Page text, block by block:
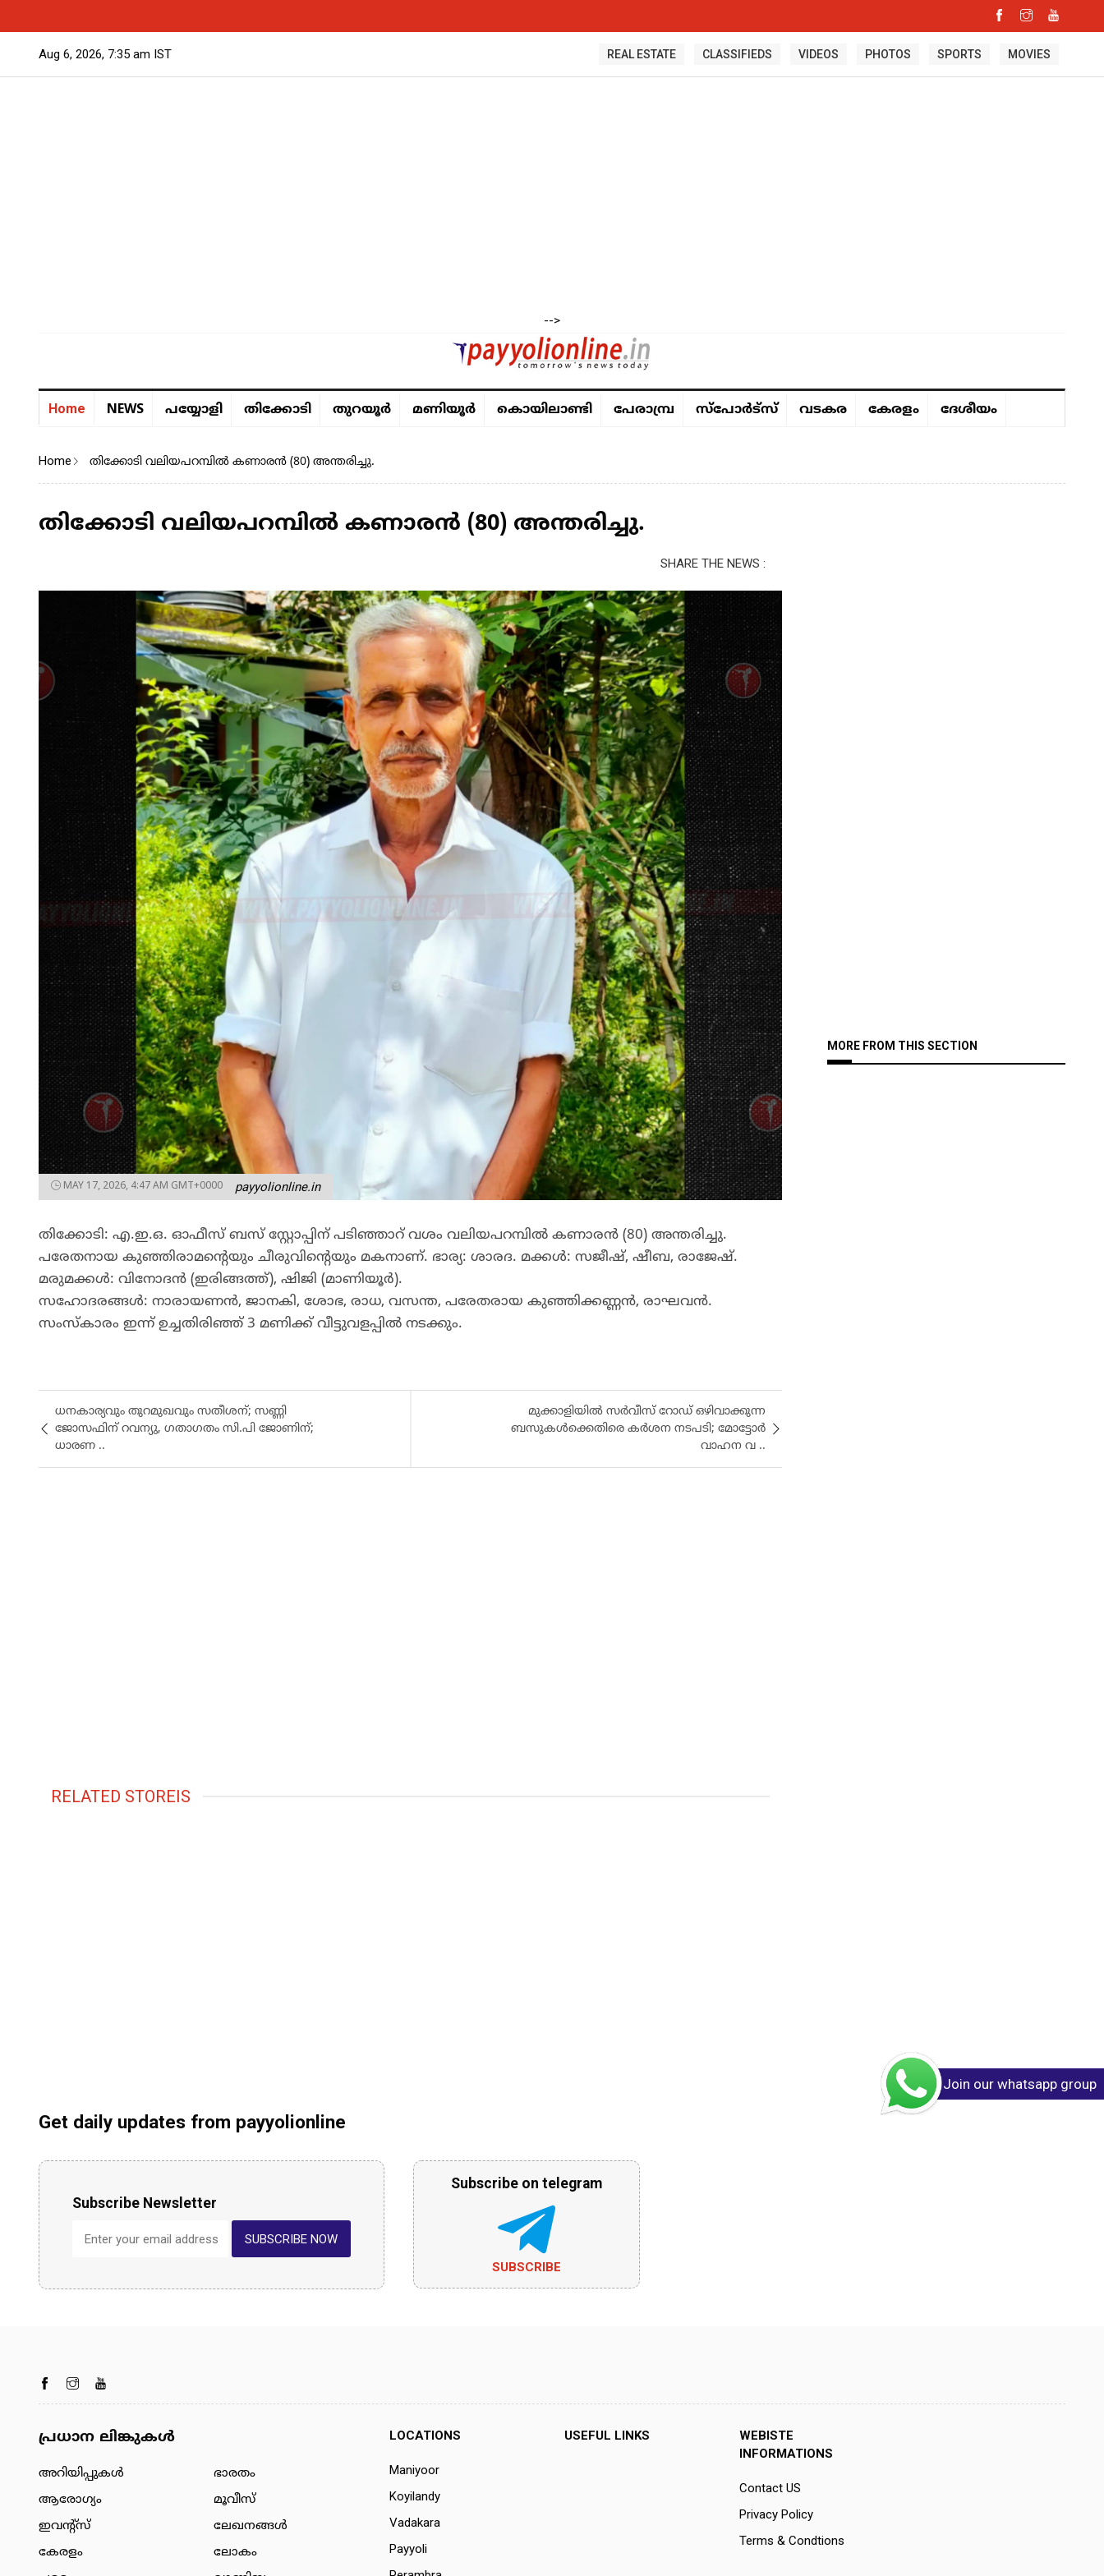
Aug 6, 2026, 7:35 am IST REAL ESTATE CLASSIFIEDS VIDEOS PHOTOS SPORTS MOVIES
-->
Home NEWS പയ്യോളി തിക്കോടി തുറയൂര്‍ മണിയൂര്‍ കൊയിലാണ്ടി പേരാമ്പ്ര സ്പോർട്സ് വടകര കേരളം ദേശീയം
Home തിക്കോടി വലിയപറമ്പിൽ കണാരൻ (80) അന്തരിച്ചു.
തിക്കോടി വലിയപറമ്പിൽ കണാരൻ (80) അന്തരിച്ചു.
SHARE THE NEWS :
MAY 17, 2026, 4:47 AM GMT+0000 payyolionline.in
തിക്കോടി: എ.ഇ.ഒ. ഓഫീസ് ബസ് സ്റ്റോപ്പിന് പടിഞ്ഞാറ് വശം വലിയപറമ്പിൽ കണാരൻ (80) അന്തരിച്ചു.
പരേതനായ കുഞ്ഞിരാമന്റെയും ചീരുവിന്റെയും മകനാണ്. ഭാര്യ: ശാരദ. മക്കൾ: സജീഷ്, ഷീബ, രാജേഷ്.
മരുമക്കൾ: വിനോദൻ (ഇരിങ്ങത്ത്), ഷിജി (മാണിയൂർ).
സഹോദരങ്ങൾ: നാരായണൻ, ജാനകി, ശോഭ, രാധ, വസന്ത, പരേതരായ കുഞ്ഞിക്കണ്ണൻ, രാഘവൻ.
സംസ്‌കാരം ഇന്ന് ഉച്ചതിരിഞ്ഞ് 3 മണിക്ക് വീട്ടുവളപ്പിൽ നടക്കും.
ധനകാര്യവും തുറമുഖവും സതീശന്; സണ്ണി
ജോസഫിന് റവന്യു, ഗതാഗതം സി.പി ജോണിന്;
ധാരണ ..
മുക്കാളിയിൽ സർവീസ് റോഡ് ഒഴിവാക്കുന്ന
ബസുകൾക്കെതിരെ കർശന നടപടി; മോട്ടോർ
വാഹന വ ..
RELATED STOREIS
Get daily updates from payyolionline
Subscribe Newsletter
SUBSCRIBE NOW
Subscribe on telegram
SUBSCRIBE
MORE FROM THIS SECTION
Join our whatsapp group
പ്രധാന ലിങ്കുകൾ
അറിയിപ്പുകള്‍
ആരോഗ്യം
ഇവന്റ്സ്
കേരളം
ഭാരതം
മൂവീസ്
ലേഖനങ്ങള്‍
ലോകം
LOCATIONS
Maniyoor
Koyilandy
Vadakara
Payyoli
USEFUL LINKS
WEBISTE
INFORMATIONS
Contact US
Privacy Policy
Terms & Condtions